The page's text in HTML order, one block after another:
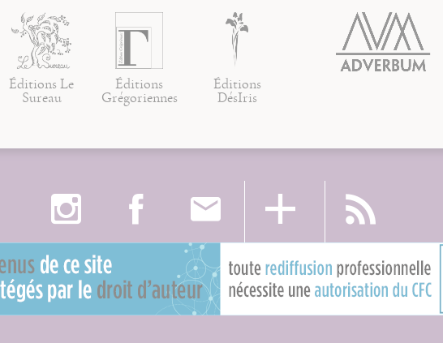
Éditions Le
Sureau
Éditions
Grégoriennes
Éditions
DésIris